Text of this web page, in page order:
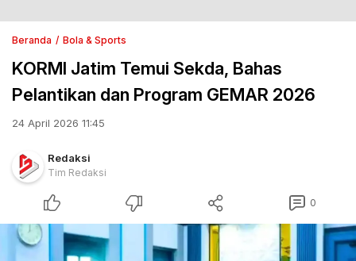
Beranda Bola & Sports
KORMI Jatim Temui Sekda, Bahas
Pelantikan dan Program GEMAR 2026
24 April 2026 11:45
Redaksi
Tim Redaksi
0